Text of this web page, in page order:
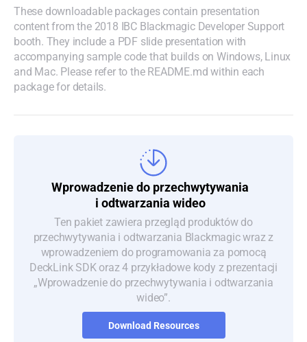
These downloadable packages contain presentation
content from the 2018 IBC Blackmagic Developer Support
booth. They include a PDF slide presentation with
accompanying sample code that builds on Windows, Linux
and Mac. Please referto the README.md within each
package for details.
Wprowadzenie do przechwytywania
i odtwarzania wideo
Ten pakiet zawiera przegląd produktów do
przechwytywania i odtwarzania Blackmagic wraz z
wprowadzeniem do programowania za pomocą
DeckLink SDK oraz 4 przykładowe kody z prezentacji
„Wprowadzenie do przechwytywania i odtwarzania
wideo”.
Download Resources